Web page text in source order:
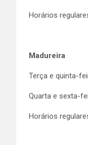
Horários
Madureira
Terça e quinta-
Quarta e sexta-
Horários